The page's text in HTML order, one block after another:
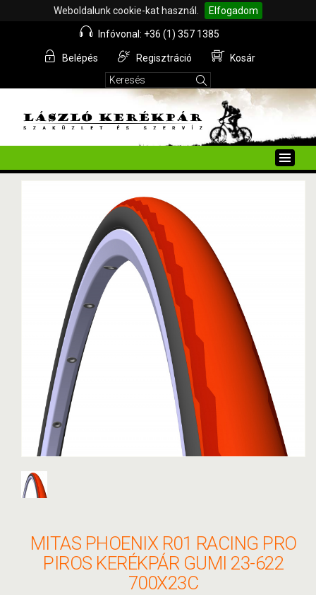
Weboldalunk cookie-kat használ. Elfogadom
Infóvonal: +36 (1) 357 1385
Belépés Regisztráció Kosár
Toggle
MITAS PHOENIX R01 RACING PRO
PIROS KERÉKPÁR GUMI 23-622
700X23C